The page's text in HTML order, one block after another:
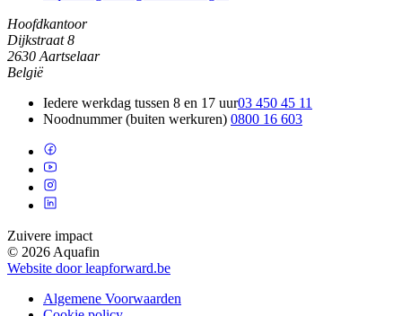
Hoofdkantoor
Dijkstraat 8
2630 Aartselaar
België
Iedere werkdag tussen 8 en 17 uur03 450 45 11
Noodnummer (buiten werkuren) 0800 16 603
Zuivere impact
© 2026 Aquafin
Website door leapforward.be
Algemene Voorwaarden